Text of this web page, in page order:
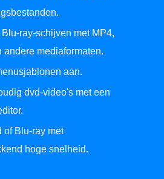
ray-schijven met MP4,
andere mediaformaten.
aan.
dvd-video's met een
of Blu-ray met
hoge snelheid.